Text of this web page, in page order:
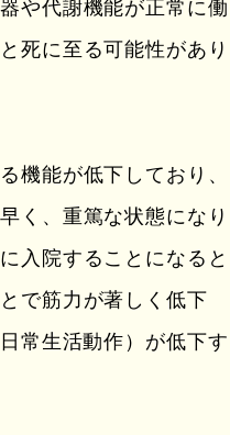
や代謝機能が正常に働
死に至る可能性があり
機能が低下しており、
く、重篤な状態になり
入院することになると
で筋力が著しく低下
常生活動作）が低下す